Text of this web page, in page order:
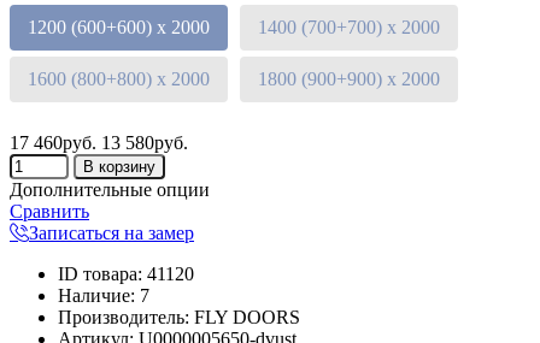
1200 (600+600) х 2000
1400 (700+700) х 2000
1600 (800+800) х 2000 1800 (900+900) х 2000
17 460руб. 13 580руб.
Дополнительные опции
Сравнить
Записаться на замер
ID товара: 41120
Наличие: 7
Производитель: FLY DOORS
Артикул: U0000005650-dvust